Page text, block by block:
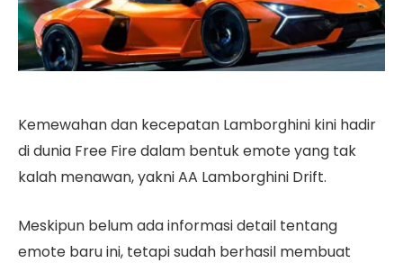
Kemewahan dan kecepatan Lamborghini kini hadir
di dunia Free Fire dalam bentuk emote yang tak
kalah menawan, yakni AA Lamborghini Drift.
Meskipun belum ada informasi detail tentang
emote baru ini, tetapi sudah berhasil membuat